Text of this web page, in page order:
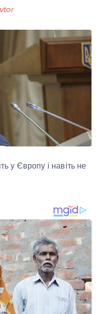
у Європу і навіть не